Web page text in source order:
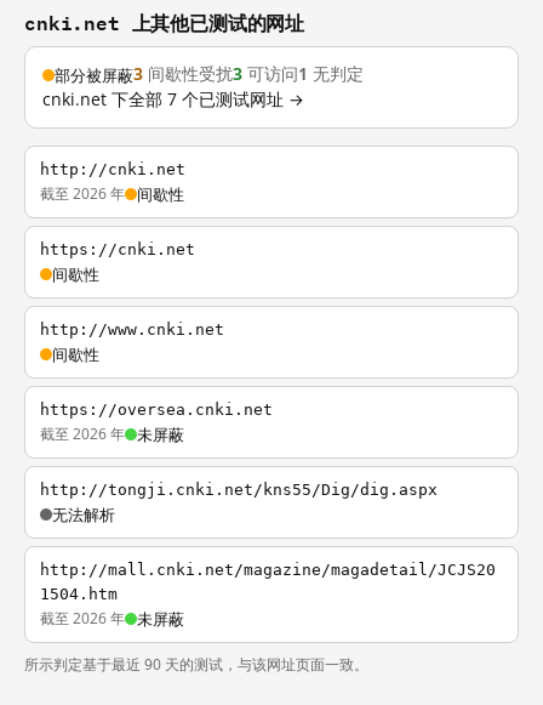
cnki.net 上其他已测试的网址
部分被屏蔽3 间歇性受扰3 可访问1 无判定
cnki.net 下全部 7 个已测试网址 →
http://cnki.net
截至 2026 年 间歇性
https://cnki.net
间歇性
http://www.cnki.net
间歇性
https://oversea.cnki.net
截至 2026 年 未屏蔽
http://tongji.cnki.net/kns55/Dig/dig.aspx
无法解析
http://mall.cnki.net/magazine/magadetail/JCJS20
1504.htm
截至 2026 年 未屏蔽
所示判定基于最近 90 天的测试，与该网址页面一致。